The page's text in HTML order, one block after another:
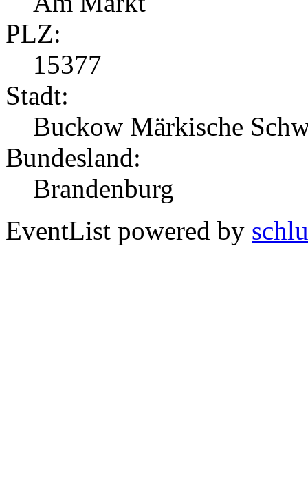
PLZ:
15377
Stadt:
Buckow Märkische
Bundesland:
Brandenburg
EventList powered by